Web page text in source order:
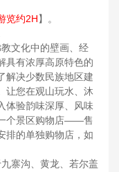
览约2H】。
文化中的壁画、经
具有浓厚高原特色的
解决少数民族地区建
让您在观山玩水、沐
体验韵味深厚、风味
个景区购物店——售
排的单独购物店，如
寨沟、黄龙、若尔盖